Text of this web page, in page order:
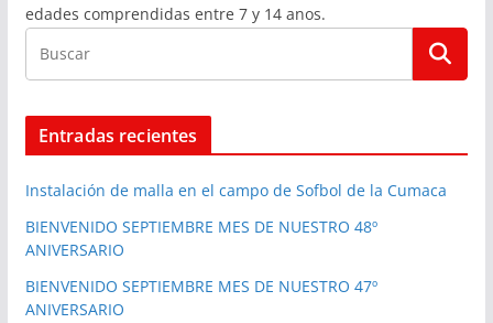
edades comprendidas entre 7 y 14 anos.
Entradas recientes
Instalación de malla en el campo de Sofbol de la Cumaca
BIENVENIDO SEPTIEMBRE MES DE NUESTRO 48º
ANIVERSARIO
BIENVENIDO SEPTIEMBRE MES DE NUESTRO 47º
ANIVERSARIO